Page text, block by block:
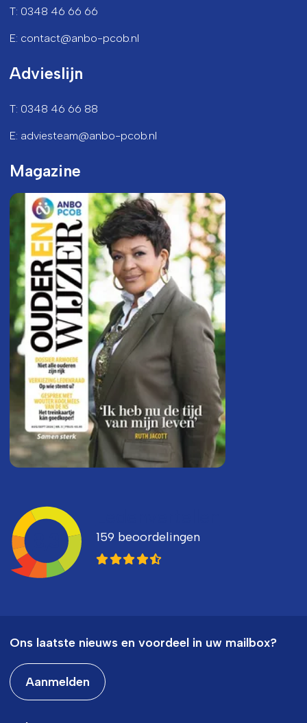
T: 0348 46 66 66
E: contact@anbo-pcob.nl
Advieslijn
T: 0348 46 66 88
E: adviesteam@anbo-pcob.nl
Magazine
159 beoordelingen
Ons laatste nieuws en voordeel in uw mailbox?
Aanmelden